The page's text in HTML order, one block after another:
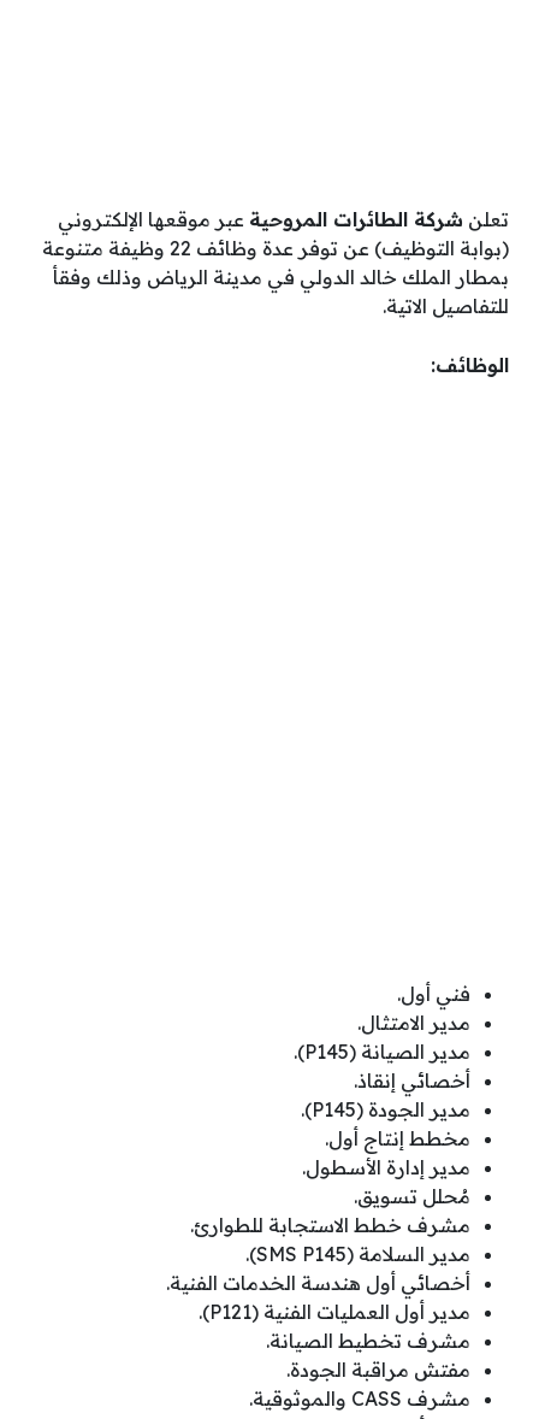
تعلن شركة الطائرات المروحية عبر موقعها الإلكتروني
(بوابة التوظيف) عن توفر عدة وظائف 22 وظيفة متنوعة
بمطار الملك خالد الدولي في مدينة الرياض وذلك وفقأ
للتفاصيل الاتية.
الوظائف:
فني أول.
مدير الامتثال.
مدير الصيانة (P145).
أخصائي إنقاذ.
مدير الجودة (P145).
مخطط إنتاج أول.
مدير إدارة الأسطول.
مُحلل تسويق.
مشرف خطط الاستجابة للطوارئ.
مدير السلامة (SMS P145).
أخصائي أول هندسة الخدمات الفنية.
مدير أول العمليات الفنية (P121).
مشرف تخطيط الصيانة.
مفتش مراقبة الجودة.
مشرف CASS والموثوقية.